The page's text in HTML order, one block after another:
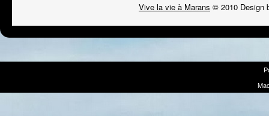
Vive la vie à Marans © 2010 Design